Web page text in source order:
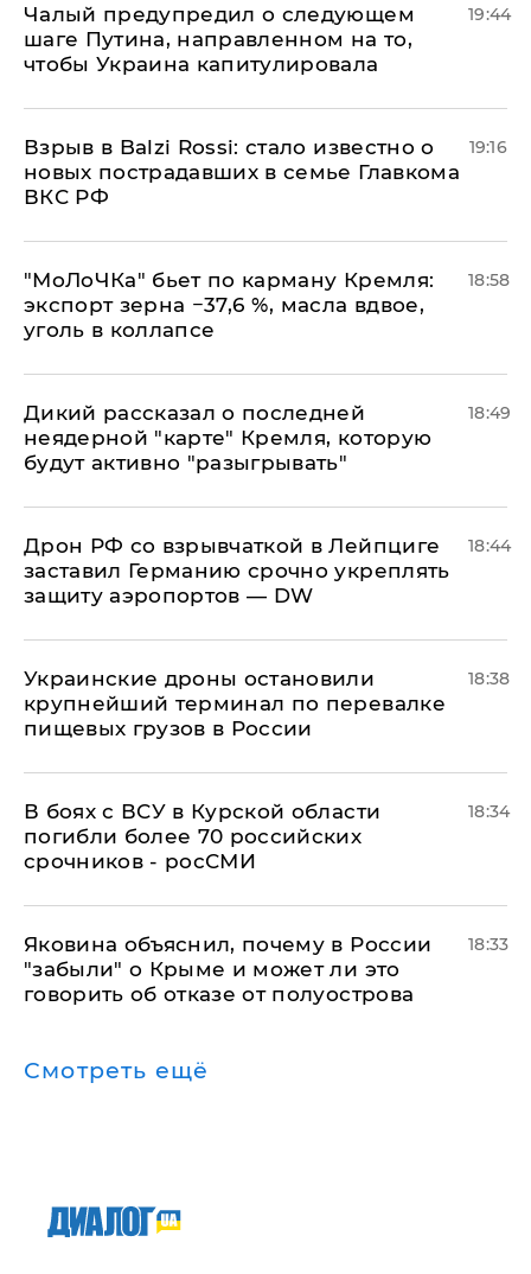
Чалый предупредил о следующем
шаге Путина, направленном на то,
чтобы Украина капитулировала
19:44
Взрыв в Balzi Rossi: стало известно о
новых пострадавших в семье Главкома
ВКС РФ
19:16
​"МоЛоЧКа" бьет по карману Кремля:
экспорт зерна −37,6 %, масла вдвое,
уголь в коллапсе
18:58
Дикий рассказал о последней
неядерной "карте" Кремля, которую
будут активно "разыгрывать"
18:49
​Дрон РФ со взрывчаткой в Лейпциге
заставил Германию срочно укреплять
защиту аэропортов — DW
18:44
Украинские дроны остановили
крупнейший терминал по перевалке
пищевых грузов в России
18:38
В боях с ВСУ в Курской области
погибли более 70 российских
срочников - росСМИ
18:34
Яковина объяснил, почему в России
"забыли" о Крыме и может ли это
говорить об отказе от полуострова
18:33
Смотреть ещё